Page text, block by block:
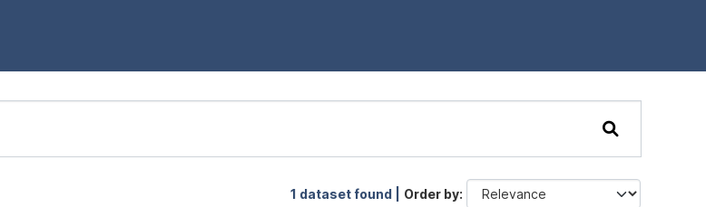
1 dataset found | Order by